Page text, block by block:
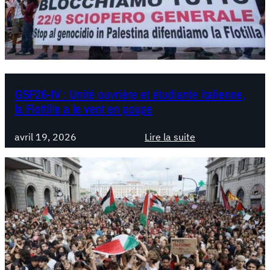
o
u
r
e
e
i
l
e
,
a
e
I
:
C
a
t
a
v
c
l
a
P
a
l
GSF26-IV : Unité ouvrière et étudiante italienne,
la Flottille a le vent en poupe
avril 19, 2026
Lire la suite
:
S
F
2
6
-
I